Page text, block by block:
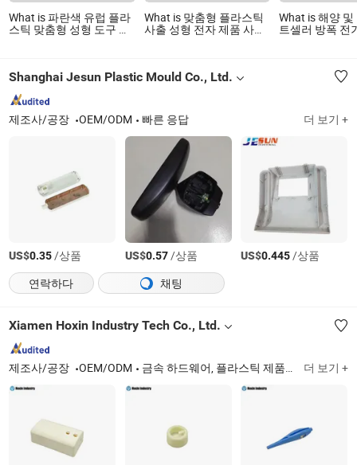
What is 파란색 유럽 플라
스틱 맞춤형 성형 도구 제
에 사용됩니다
What is 맞춤형 플라스틱
사출 성형 전자 제품 사출
What is 해양
트셀러 방폭 전
Shanghai Jesun Plastic Mould Co., Ltd.
제조사/공장 OEM/ODM 빠른 응답 더 보기 +
US$0.35/상품 US$0.57/상품 US$0.445/상품
연락하다
채팅
Xiamen Hoxin Industry Tech Co., Ltd.
제조사/공장 OEM/ODM 금속 하드웨어, 플라스틱 제품, 포장 제품 더 보기 +